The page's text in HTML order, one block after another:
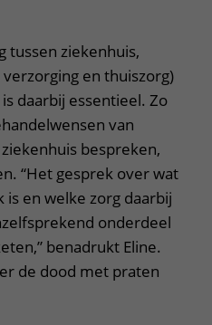
tussen ziekenhuis,
verzorging en thuiszorg)
daarbij essentieel. Zo
van
bespreken,
“Het gesprek over wat
en welke zorg daarbij
onderdeel
benadrukt Eline.
de dood met praten